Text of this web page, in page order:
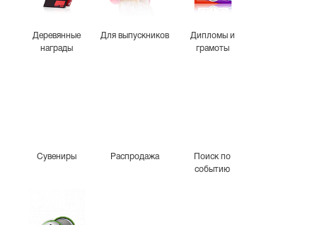
Деревянные
награды
Для выпускников
Дипломы и
грамоты
Сувениры Распродажа
Поиск по
событию